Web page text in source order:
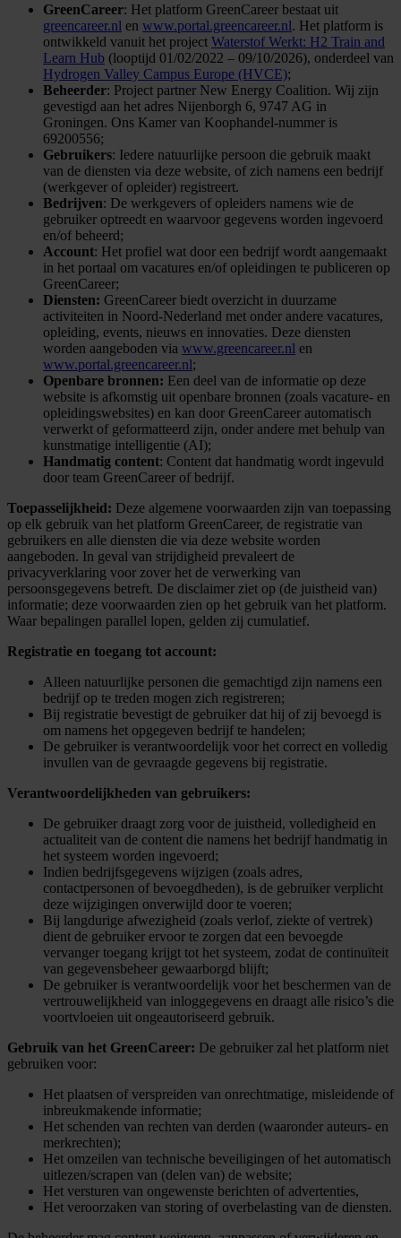
GreenCareer: Het platform GreenCareer bestaat uit
greencareer.nl en www.portal.greencareer.nl. Het platform is
ontwikkeld vanuit het project Waterstof Werkt: H2 Train and
Learn Hub (looptijd 01/02/2022 – 09/10/2026), onderdeel van
Hydrogen Valley Campus Europe (HVCE);
Beheerder: Project partner New Energy Coalition. Wij zijn
gevestigd aan het adres Nijenborgh 6, 9747 AG in
Groningen. Ons Kamer van Koophandel-nummer is
69200556;
Gebruikers: Iedere natuurlijke persoon die gebruik maakt
van de diensten via deze website, of zich namens een bedrijf
(werkgever of opleider) registreert.
Bedrijven: De werkgevers of opleiders namens wie de
gebruiker optreedt en waarvoor gegevens worden ingevoerd
en/of beheerd;
Account: Het profiel wat door een bedrijf wordt aangemaakt
in het portaal om vacatures en/of opleidingen te publiceren op
GreenCareer;
Diensten: GreenCareer biedt overzicht in duurzame
activiteiten in Noord-Nederland met onder andere vacatures,
opleiding, events, nieuws en innovaties. Deze diensten
worden aangeboden via www.greencareer.nl en
www.portal.greencareer.nl;
Openbare bronnen: Een deel van de informatie op deze
website is afkomstig uit openbare bronnen (zoals vacature- en
opleidingswebsites) en kan door GreenCareer automatisch
verwerkt of geformatteerd zijn, onder andere met behulp van
kunstmatige intelligentie (AI);
Handmatig content: Content dat handmatig wordt ingevuld
door team GreenCareer of bedrijf.
Toepasselijkheid: Deze algemene voorwaarden zijn van toepassing
op elk gebruik van het platform GreenCareer, de registratie van
gebruikers en alle diensten die via deze website worden
aangeboden. In geval van strijdigheid prevaleert de
privacyverklaring voor zover het de verwerking van
persoonsgegevens betreft. De disclaimer ziet op (de juistheid van)
informatie; deze voorwaarden zien op het gebruik van het platform.
Waar bepalingen parallel lopen, gelden zij cumulatief.
Registratie en toegang tot account:
Alleen natuurlijke personen die gemachtigd zijn namens een
bedrijf op te treden mogen zich registreren;
Bij registratie bevestigt de gebruiker dat hij of zij bevoegd is
om namens het opgegeven bedrijf te handelen;
De gebruiker is verantwoordelijk voor het correct en volledig
invullen van de gevraagde gegevens bij registratie.
Verantwoordelijkheden van gebruikers:
De gebruiker draagt zorg voor de juistheid, volledigheid en
actualiteit van de content die namens het bedrijf handmatig in
het systeem worden ingevoerd;
Indien bedrijfsgegevens wijzigen (zoals adres,
contactpersonen of bevoegdheden), is de gebruiker verplicht
deze wijzigingen onverwijld door te voeren;
Bij langdurige afwezigheid (zoals verlof, ziekte of vertrek)
dient de gebruiker ervoor te zorgen dat een bevoegde
vervanger toegang krijgt tot het systeem, zodat de continuïteit
van gegevensbeheer gewaarborgd blijft;
De gebruiker is verantwoordelijk voor het beschermen van de
vertrouwelijkheid van inloggegevens en draagt alle risico’s die
voortvloeien uit ongeautoriseerd gebruik.
Gebruik van het GreenCareer: De gebruiker zal het platform niet
gebruiken voor:
Het plaatsen of verspreiden van onrechtmatige, misleidende of
inbreukmakende informatie;
Het schenden van rechten van derden (waaronder auteurs- en
merkrechten);
Het omzeilen van technische beveiligingen of het automatisch
uitlezen/scrapen van (delen van) de website;
Het versturen van ongewenste berichten of advertenties,
Het veroorzaken van storing of overbelasting van de diensten.